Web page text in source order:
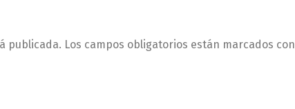
publicada. Los campos obligatorios están marcados con